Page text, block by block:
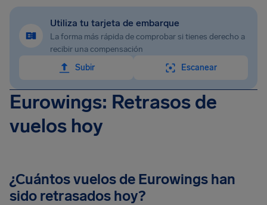
Utiliza tu tarjeta de embarque
La forma más rápida de comprobar si tienes derecho a
recibir una compensación
Subir
Escanear
Eurowings: Retrasos de
vuelos hoy
¿Cuántos vuelos de Eurowings han
sido retrasados hoy?